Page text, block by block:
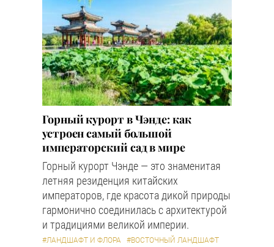
Горный курорт в Чэнде: как
устроен самый большой
императорский сад в мире
Горный курорт Чэнде — это знаменитая
летняя резиденция китайских
императоров, где красота дикой природы
гармонично соединилась с архитектурой
и традициями великой империи.
#ЛАНДШАФТ И ФЛОРА #ВОСТОЧНЫЙ ЛАНДШАФТ